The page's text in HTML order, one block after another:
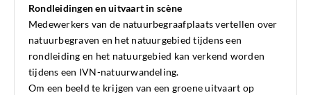
Rondleidingen en uitvaart in scène
Medewerkers van de natuurbegraafplaats vertellen over
natuurbegraven en het natuurgebied tijdens een
rondleiding en het natuurgebied kan verkend worden
tijdens een IVN-natuurwandeling.
Om een beeld te krijgen van een groene uitvaart op